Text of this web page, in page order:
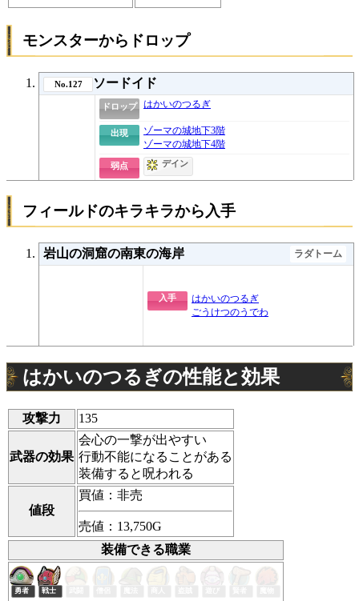
モンスターからドロップ
No.127 ソードイド
ドロップ はかいのつるぎ
出現
ゾーマの城地下3階
ゾーマの城地下4階
弱点 デイン
フィールドのキラキラから入手
岩山の洞窟の南東の海岸 ラダトーム
入手
はかいのつるぎ
ごうけつのうでわ
はかいのつるぎの性能と効果
攻撃力 135
武器の効果
会心の一撃が出やすい
行動不能になることがある
装備すると呪われる
値段
買値：非売
売値：13,750G
装備できる職業